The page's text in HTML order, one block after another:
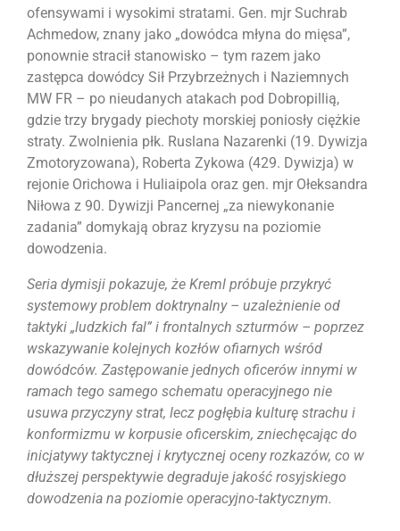
ofensywami i wysokimi stratami. Gen. mjr Suchrab
Achmedow, znany jako „dowódca młyna do mięsa”,
ponownie stracił stanowisko – tym razem jako
zastępca dowódcy Sił Przybrzeżnych i Naziemnych
MW FR – po nieudanych atakach pod Dobropillią,
gdzie trzy brygady piechoty morskiej poniosły ciężkie
straty. Zwolnienia płk. Ruslana Nazarenki (19. Dywizja
Zmotoryzowana), Roberta Zykowa (429. Dywizja) w
rejonie Orichowa i Huliaipola oraz gen. mjr Ołeksandra
Niłowa z 90. Dywizji Pancernej „za niewykonanie
zadania” domykają obraz kryzysu na poziomie
dowodzenia.
Seria dymisji pokazuje, że Kreml próbuje przykryć
systemowy problem doktrynalny – uzależnienie od
taktyki „ludzkich fal” i frontalnych szturmów – poprzez
wskazywanie kolejnych kozłów ofiarnych wśród
dowódców. Zastępowanie jednych oficerów innymi w
ramach tego samego schematu operacyjnego nie
usuwa przyczyny strat, lecz pogłębia kulturę strachu i
konformizmu w korpusie oficerskim, zniechęcając do
inicjatywy taktycznej i krytycznej oceny rozkazów, co w
dłuższej perspektywie degraduje jakość rosyjskiego
dowodzenia na poziomie operacyjno-taktycznym.